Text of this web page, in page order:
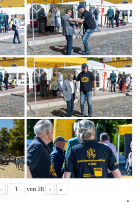
‹ von 28 › »